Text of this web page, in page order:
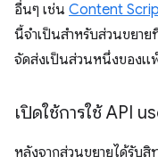
อื่นๆ เช่น Content
นี้จำเป็นสำหรับส่วนขยาย
จัดส่งเป็นส่วนหนึ่งของแ
เปิดใช้การใช้ API
หลังจากส่วนขยายได้รับ